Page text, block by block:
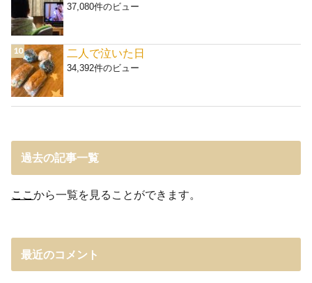
37,080件のビュー
二人で泣いた日
34,392件のビュー
過去の記事一覧
ここから一覧を見ることができます。
最近のコメント